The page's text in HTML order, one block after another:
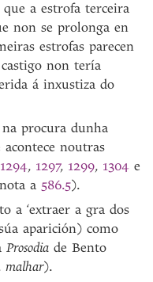
a estrofa terceira
non se prolonga en
estrofas parecen
non tería
á inxustiza do
procura dunha
noutras
1294, 1297, 1299, 1304 e
a 586.5).
a ‘extraer a gra dos
aparición) como
Prosodia de Bento
malhar).